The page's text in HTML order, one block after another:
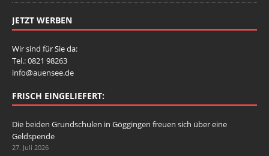
JETZT WERBEN
Wir sind für Sie da:
Tel.: 0821 98263
info@auensee.de
FRISCH EINGELIEFERT:
Die beiden Grundschulen in Göggingen freuen sich über eine
Geldspende
27. Juli 2026